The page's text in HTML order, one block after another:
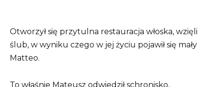
Otworzył się przytulna restauracja włoska, wzięli
ślub, w wyniku czego w jej życiu pojawił się mały
Matteo.
To właśnie Mateusz odwiedził schronisko,